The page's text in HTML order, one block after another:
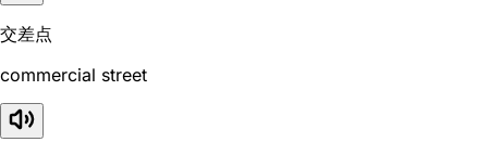
交差点
commercial street